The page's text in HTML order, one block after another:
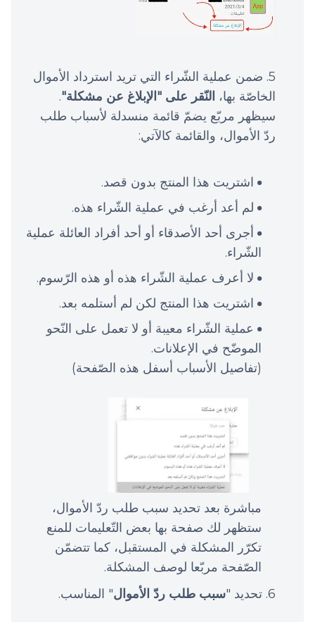
ضمن عملية الشّراء التي تريد استرداد الأموال
الخاصّة بها، النّقر على "الإبلاغ عن مشكلة".
سيظهر مربّع يضمّ قائمة منسدلة لأسباب طلب
ردّ الأموال، والقائمة كالآتي:
اشتريت هذا المنتج بدون قصد.
لم أعد أرغب في عملية الشّراء هذه.
أجرى أحد الأصدقاء أو أحد أفراد العائلة عملية
الشّراء.
لا أعرف عملية الشّراء هذه أو هذه الرّسوم.
اشتريت هذا المنتج لكن لم أستلمه بعد.
عملية الشّراء معيبة أو لا تعمل على النّحو
الموضّح في الإعلانات.
(تفاصيل الأسباب أسفل هذه الصّفحة)
مباشرة بعد تحديد سبب طلب ردّ الأموال،
ستظهر لك صفحة بها بعض التّعليمات للمنع
تكرّر المشكلة في المستقبل، كما تتضمّن
الصّفحة مربّعا لوصف المشكلة.
تحديد "سبب طلب ردّ الأموال" المناسب.